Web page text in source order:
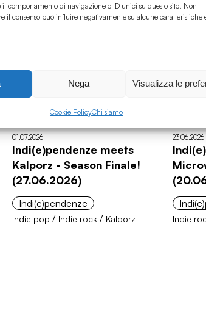
comportamento di navigazione o ID unici su questo sito. Non
il consenso può influire negativamente su alcune caratteristiche
Nega Visualizza le
Cookie PolicyChi siamo
01.07.2026
Indi(e)pendenze meets
Kalporz - Season Finale!
(27.06.2026)
Indi(e)pendenze
Indie pop / Indie rock/ Kalporz
23.06.2026
Indie